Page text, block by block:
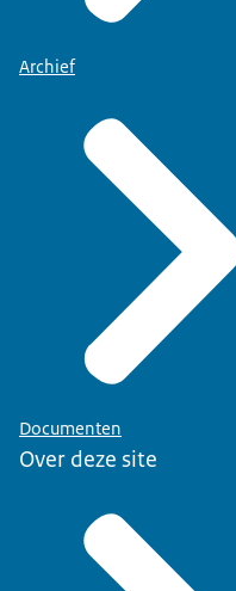
Archief
Documenten
Over deze site